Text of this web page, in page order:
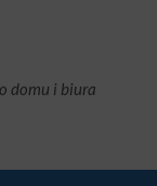
domu i biura